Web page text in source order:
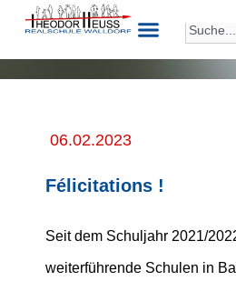
06.02.2023
Félicitations !
Seit dem Schuljahr 2021/
weiterführende Schulen in